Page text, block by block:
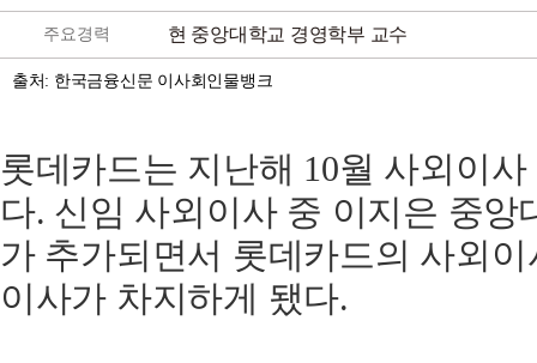
주요경력 현 중앙대학교 경영학부 교수
출처: 한국금융신문 이사회인물뱅크
롯데카드는 지난해 10월 사외이
다. 신임 사외이사 중 이지은 중앙
가 추가되면서 롯데카드의 사외
이사가 차지하게 됐다.